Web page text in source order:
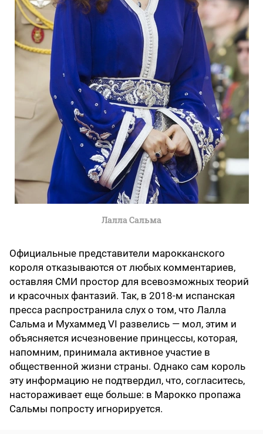
Лалла Сальма
Официальные представители марокканского
короля отказываются от любых комментариев,
оставляя СМИ простор для всевозможных теорий
и красочных фантазий. Так, в 2018-м испанская
пресса распространила слух о том, что Лалла
Сальма и Мухаммед VI развелись — мол, этим и
объясняется исчезновение принцессы, которая,
напомним, принимала активное участие в
общественной жизни страны. Однако сам король
эту информацию не подтвердил, что, согласитесь,
настораживает еще больше: в Марокко пропажа
Сальмы попросту игнорируется.